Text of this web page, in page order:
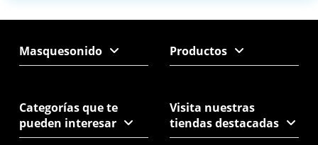
Masquesonido Productos
Categorías que te
pueden interesar
Visita nuestras
tiendas destacadas